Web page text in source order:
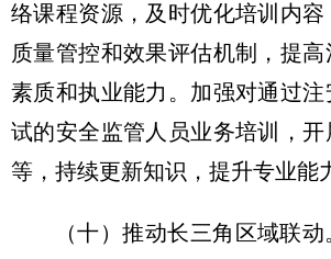
络课程资源，及时优化培训内
质量管控和效果评估机制，提
素质和执业能力。加强对通过
试的安全监管人员业务培训，
等，持续更新知识，提升专业能
（十）推动长三角区域联